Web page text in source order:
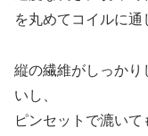
を丸めてコイルに通
縦の繊維がしっかり
いし、
ピンセットで漉いて